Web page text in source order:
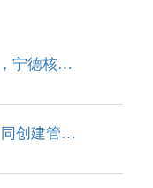
感谢信｜同创监理团队严控品质，宁德核电项目获业主高度赞誉
廿念不忘 逐梦前行｜同达建设、同创建管成立二十周年庆典圆满落幕